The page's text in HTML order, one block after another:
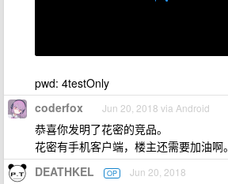
pwd: 4testOnly
coderfox Jun 20, 2018 via Android
恭喜你发明了花密的竞品。
花密有手机客户端，楼主还需要加油啊。
DEATHKEL OP Jun 20, 2018